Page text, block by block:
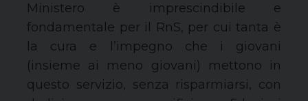
Ministero è imprescindibile e
fondamentale per il RnS, per cui tanta è
la cura e l’impegno che i giovani
(insieme ai meno giovani) mettono in
questo servizio, senza risparmiarsi, con